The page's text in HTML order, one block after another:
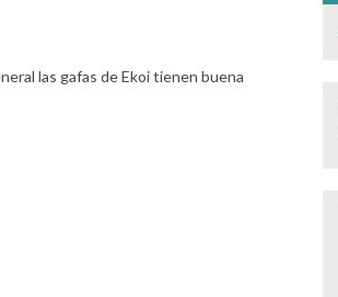
las gafas de Ekoi tienen buena